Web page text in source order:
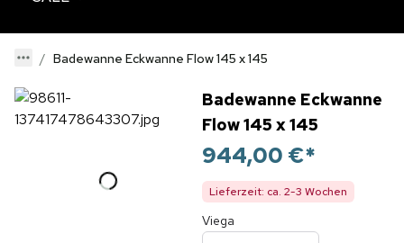
Badewanne Eckwanne Flow 145 x 145
Badewanne Eckwanne
Flow 145 x 145
944,00 €*
Lieferzeit: ca. 2-3 Wochen
Viega